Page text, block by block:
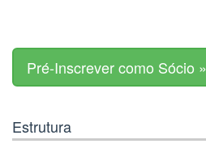
Pré-Inscrever como Sócio »
Estrutura